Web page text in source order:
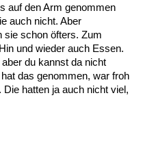
auf den Arm genommen
auch nicht. Aber
sie schon öfters. Zum
und wieder auch Essen.
du kannst da nicht
das genommen, war froh
hatten ja auch nicht viel,